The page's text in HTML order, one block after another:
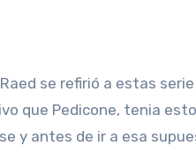
que Pedicone, tenia
y antes de ir a esa